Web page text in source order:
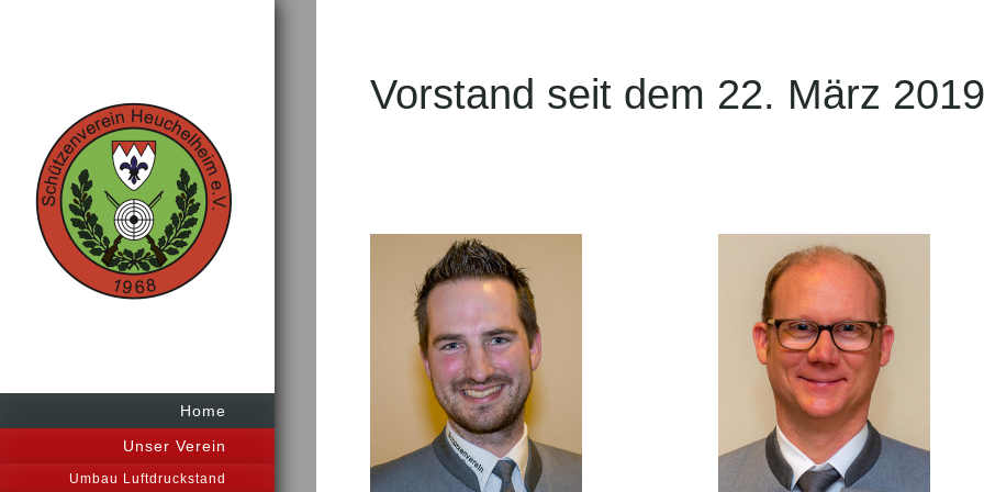
Home
Unser Verein
Umbau Luftdruckstand
Vorstand seit dem 22. März 2019